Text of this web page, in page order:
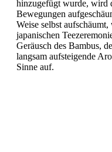
hinzugefügt wurde, wird
Bewegungen
Weise selbst
japanischen
Geräusch des Bambus,
langsam aufsteigende
Sinne auf.